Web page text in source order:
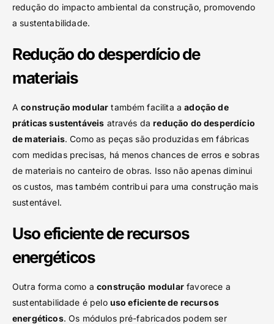
redução do impacto ambiental da construção, promovendo
a sustentabilidade.
Redução do desperdício de
materiais
Aconstrução modular também facilita aadoção de
práticas sustentáveis através daredução do desperdício
de materiais. Como as peças são produzidas em fábricas
com medidas precisas, há menos chances de erros e sobras
de materiais no canteiro de obras. Isso não apenas diminui
os custos, mas também contribui para uma construção mais
sustentável.
Uso eficiente de recursos
energéticos
Outra forma como aconstrução modularfavorece a
sustentabilidade é pelo uso eficiente de recursos
energéticos. Os módulos pré-fabricados podem ser